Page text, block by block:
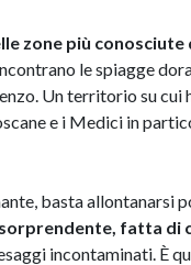
zone più
le spiagge
Un territorio su
e i Medici in
basta allontanarsi
fatta
incontaminati. È